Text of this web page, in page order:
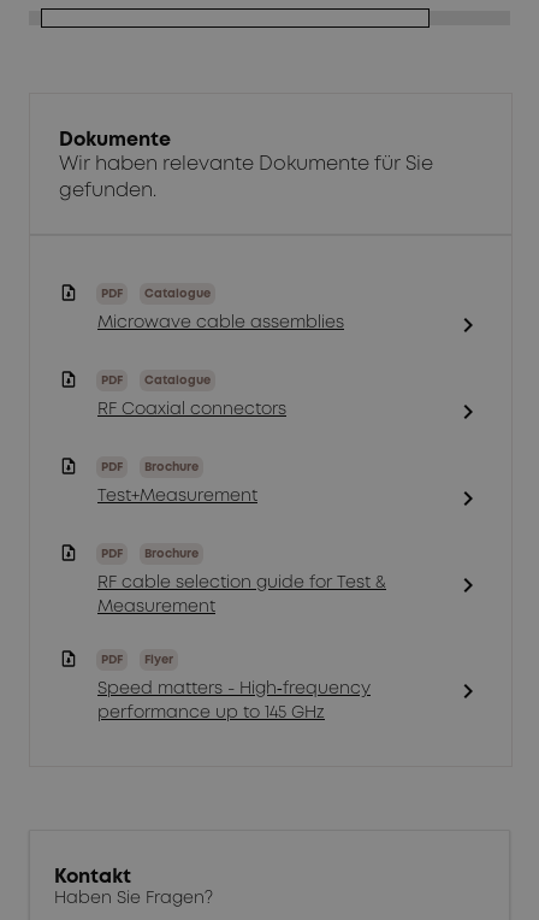
Dokumente
Wir haben relevante Dokumente für Sie
gefunden.
PDF Catalogue
Microwave cable assemblies chevron_right
PDF Catalogue
RF Coaxial connectors chevron_right
PDF Brochure
Test+Measurement chevron_right
PDF Brochure
RF cable selection guide for Test &
Measurement
chevron_right
PDF Flyer
Speed matters - High‑frequency
performance up to 145 GHz
chevron_right
Kontakt
Haben Sie Fragen?